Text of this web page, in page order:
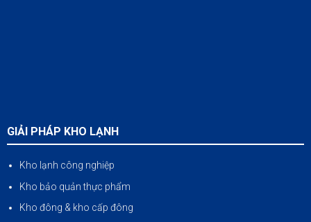
GIẢI PHÁP KHO LẠNH
Kho lạnh công nghiệp
Kho bảo quản thực phẩm
Kho đông & kho cấp đông